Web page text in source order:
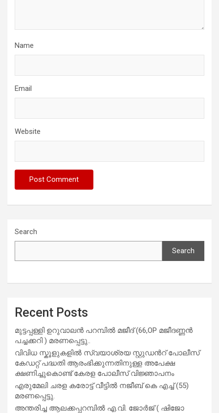
Name
Email
Website
Search
Search
Recent Posts
മുട്ടപ്പള്ളി ഉറുവാലൻ പറമ്പിൽ മജീദ് (66,OP മജീദണ്ണൻ
പച്ചക്കറി ) മരണപ്പെട്ടു..
വിവിധ സ്കൂളുകളില്‍ സ്വയാശ്രയ സ്റ്റുഡന്‍റ് പോലീസ്
കേഡറ്റ് പദ്ധതി ആരംഭിക്കുന്നതിനുള്ള അപേക്ഷ
ക്ഷണിച്ചുകൊണ്ട് കേരള പോലീസ് വിജ്ഞാപനം
എരുമേലി ചരള കരോട്ട് വീട്ടിൽ നജീബ് കെ എച്ച് (55)
മരണപ്പെട്ടു.
അന്തരിച്ച ആ​ല​ക്ക​പ്പ​റമ്പിൽ​ എ.​വി. ജോ​ർ​ജ് ( ഷിജോ